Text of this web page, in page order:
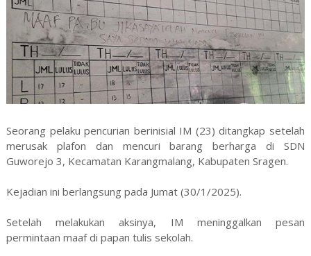
Seorang pelaku pencurian berinisial IM (23) ditangkap setelah
merusak plafon dan mencuri barang berharga di SDN
Guworejo 3, Kecamatan Karangmalang, Kabupaten Sragen.
Kejadian ini berlangsung pada Jumat (30/1/2025).
Setelah melakukan aksinya, IM meninggalkan pesan
permintaan maaf di papan tulis sekolah.